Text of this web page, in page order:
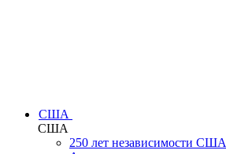
США
США
250 лет независимости США